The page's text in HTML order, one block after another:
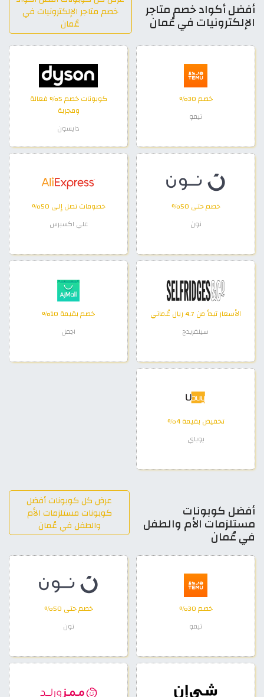
أفضل أكواد خصم متاجر
الإلكترونيات في عُمان
خصم متاجر الإلكترونيات في
عُمان
خصم 30%
تيمو
كوبونات خصم 5% فعالة
ومجربة
دايسون
خصم حتى 50%
نون
خصومات تصل إلى 50%
علي اكسبرس
الأسعار تبدأ من 4.7 ريال عُماني
سيلفريدج
خصم بقيمة 10%
اجمل
تخفيض بقيمة 4%
يوباي
أفضل كوبونات
مستلزمات الأم والطفل
في عُمان
عرض كل كوبونات أفضل
كوبونات مستلزمات الأم
والطفل في عُمان
خصم 30%
تيمو
خصم حتى 50%
نون